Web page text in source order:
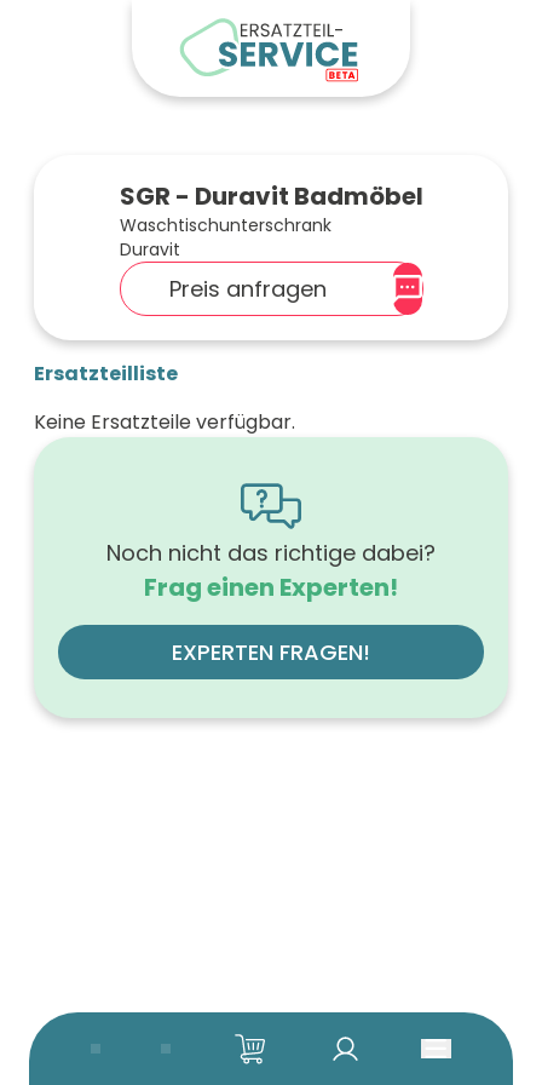
SGR - Duravit Badmöbel
Waschtischunterschrank
Duravit
Preis anfragen
Ersatzteilliste
Keine Ersatzteile verfügbar.
Noch nicht das richtige dabei?
Frag einen Experten!
EXPERTEN FRAGEN!